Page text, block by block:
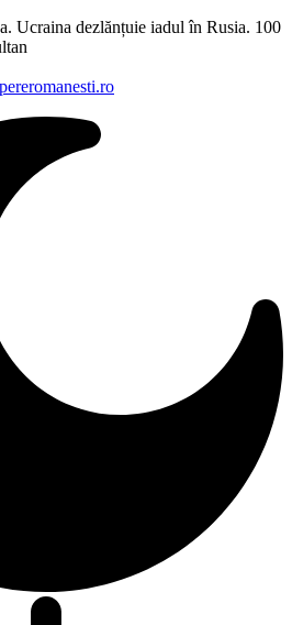
Ucraina dezlănțuie iadul în Rusia. 100